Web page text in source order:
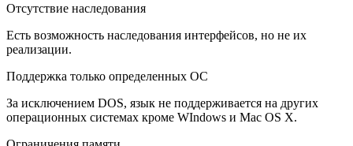
Отсутствие наследования
Есть возможность наследования интерфейсов, но не их
реализации.
Поддержка только определенных ОС
За исключением DOS, язык не поддерживается на других
операционных системах кроме WIndows и Mac OS Х.